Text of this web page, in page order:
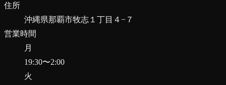
住所
沖縄県那覇市牧志１丁目４−７
営業時間
月
19:30〜2:00
火